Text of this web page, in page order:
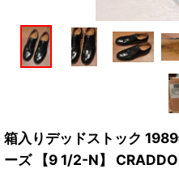
箱入りデッドストック
ーズ 【9 1/2-N】